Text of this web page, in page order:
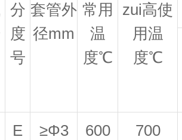
分
度
号
套管外
径mm
常用
温
度℃
zui高使
用温
度℃
E ≥Φ3 600 700